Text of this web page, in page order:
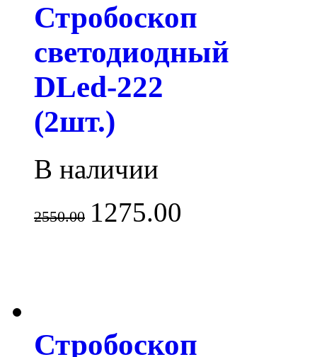
Стробоскоп
светодиодный
DLed-222
(2шт.)
В наличии
2550.00 1275.00
Стробоскоп